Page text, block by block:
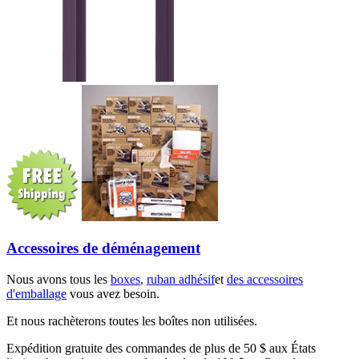
Accessoires de déménagement
Nous avons tous les boxes, ruban adhésifet des accessoires
d'emballage vous avez besoin.
Et nous rachèterons toutes les boîtes non utilisées.
Expédition gratuite des commandes de plus de 50 $ aux États